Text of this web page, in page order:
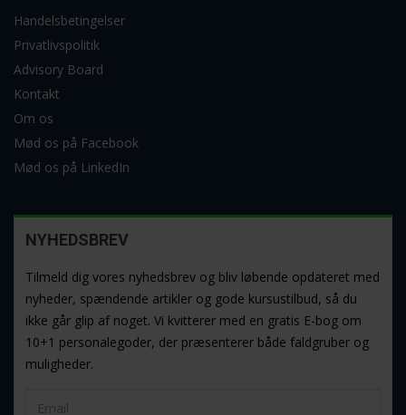
Handelsbetingelser
Privatlivspolitik
Advisory Board
Kontakt
Om os
Mød os på Facebook
Mød os på LinkedIn
NYHEDSBREV
Tilmeld dig vores nyhedsbrev og bliv løbende opdateret med
nyheder, spændende artikler og gode kursustilbud, så du
ikke går glip af noget. Vi kvitterer med en gratis E-bog om
10+1 personalegoder, der præsenterer både faldgruber og
muligheder.